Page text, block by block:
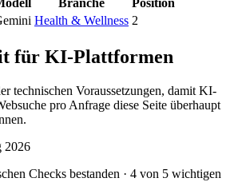
Branche
Position
Health & Wellness 2
für KI-Plattformen
technischen Voraussetzungen, damit KI-
pro Anfrage diese Seite überhaupt
2026
Checks bestanden · 4 von 5 wichtigen